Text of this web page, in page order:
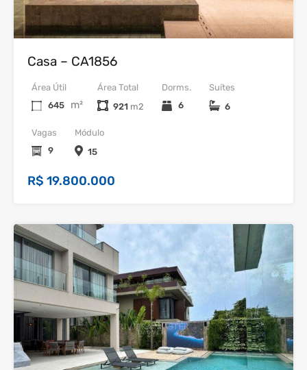
Venda
Casa – CA1856
Dorms.
6
Área Útil
645
m²
Vagas
9
Área Total
921
Suítes
6
Módulo
15
R$ 19.800.000
37